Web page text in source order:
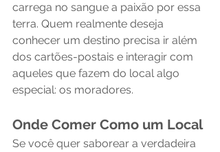
carrega no sangue a paixão por essa
terra. Quem realmente deseja
conhecer um destino precisa ir além
dos cartões-postais e interagir com
aqueles que fazem do local algo
especial: os moradores.
Onde Comer Como um Local
Se você quer saborear a verdadeira